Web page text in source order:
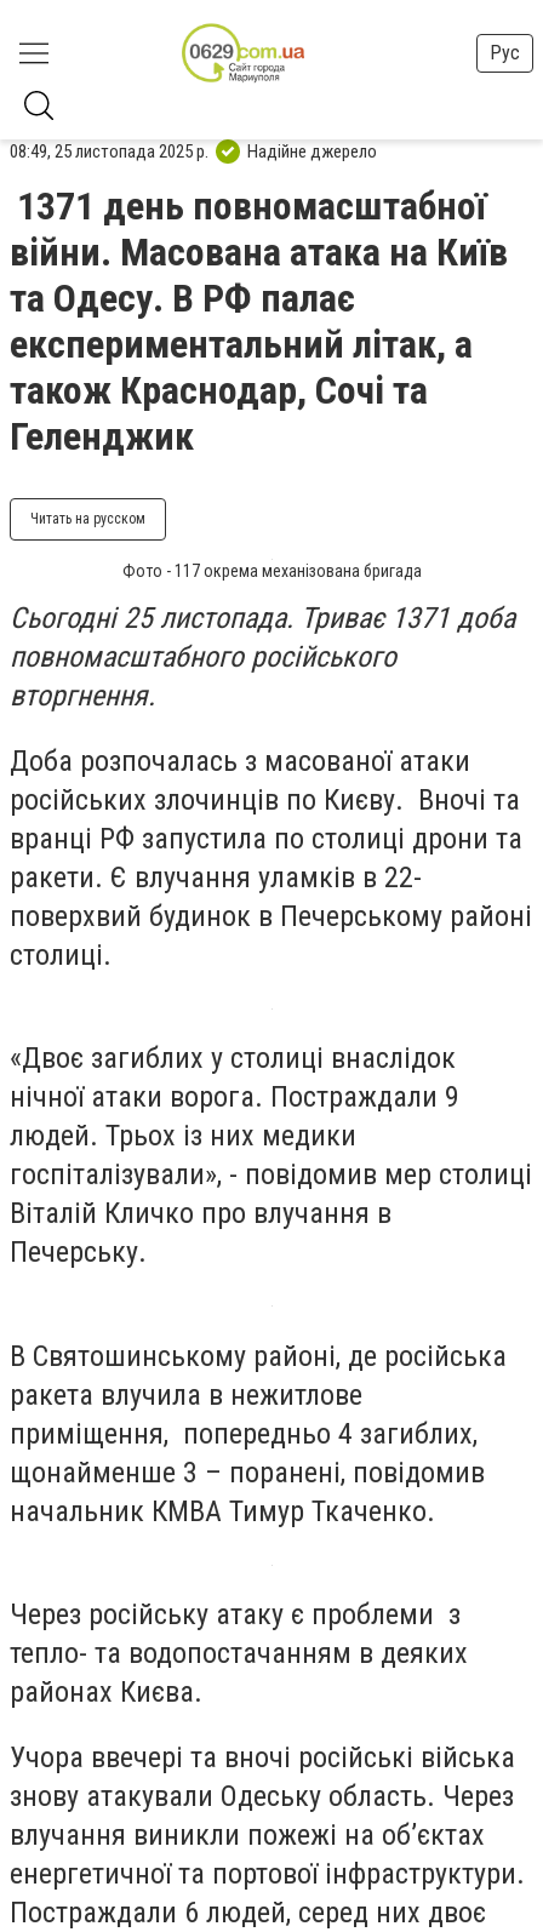
Рус
08:49, 25 листопада 2025 р. Надійне джерело
1371 день повномасштабної
війни. Масована атака на Київ
та Одесу. В РФ палає
експериментальний літак, а
також Краснодар, Сочі та
Геленджик
Читать на русском
Фото - 117 окрема механізована бригада
Сьогодні 25 листопада. Триває 1371 доба
повномасштабного російського
вторгнення.
Доба розпочалась з масованої атаки
російських злочинців по Києву. Вночі та
вранці РФ запустила по столиці дрони та
ракети. Є влучання уламків в 22-
поверхвий будинок в Печерському районі
столиці.
«Двоє загиблих у столиці внаслідок
нічної атаки ворога. Постраждали 9
людей. Трьох із них медики
госпіталізували», - повідомив мер столиці
Віталій Кличко про влучання в
Печерську.
В Святошинському районі, де російська
ракета влучила в нежитлове
приміщення, попередньо 4 загиблих,
щонайменше 3 – поранені, повідомив
начальник КМВА Тимур Ткаченко.
Через російську атаку є проблеми з
тепло- та водопостачанням в деяких
районах Києва.
Учора ввечері та вночі російські війська
знову атакували Одеську область. Через
влучання виникли пожежі на об’єктах
енергетичної та портової інфраструктури.
Постраждали 6 людей, серед них двоє